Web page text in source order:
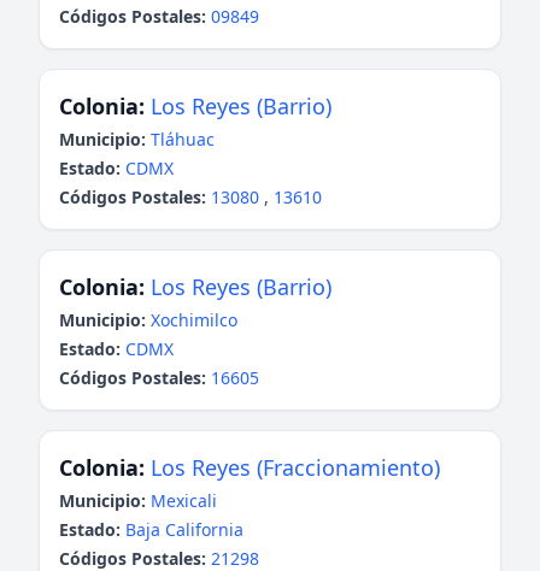
Códigos Postales: 09849
Colonia: Los Reyes (Barrio)
Municipio: Tláhuac
Estado: CDMX
Códigos Postales: 13080 , 13610
Colonia: Los Reyes (Barrio)
Municipio: Xochimilco
Estado: CDMX
Códigos Postales: 16605
Colonia: Los Reyes (Fraccionamiento)
Municipio: Mexicali
Estado: Baja California
Códigos Postales: 21298